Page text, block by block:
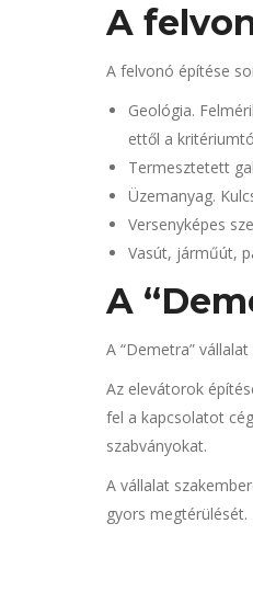
A
A felvonó építése
Geológia.
ettől a
Termesztetett
Üzemanyag.
Versenyképes
Vasút, járműút,
A
A “Demetra”
Az elevátorok
fel a kapcsolatot
szabványokat.
A vállalat
gyors megtérülését.